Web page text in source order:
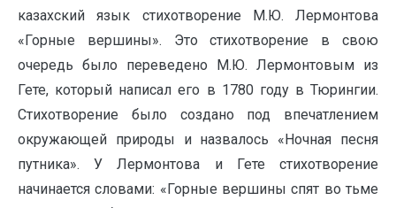
казахский язык стихотворение М.Ю. Лермонтова
«Горные вершины». Это стихотворение в свою
очередь было переведено М.Ю. Лермонтовым из
Гете, который написал его в 1780 году в Тюрингии.
Стихотворение было создано под впечатлением
окружающей природы и назвалось «Ночная песня
путника». У Лермонтова и Гете стихотворение
начинается словами: «Горные вершины спят во тьме